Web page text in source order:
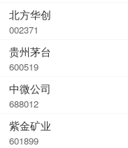
北方华创
002371
贵州茅台
600519
中微公司
688012
紫金矿业
601899